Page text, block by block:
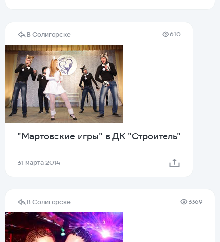
В Солигорске 610
"Мартовские игры" в ДК "Строитель"
31 марта 2014
В Солигорске 3369